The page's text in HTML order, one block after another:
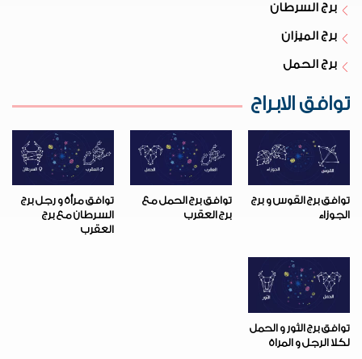
برج السرطان
برج الميزان
برج الحمل
توافق الابراج
توافق برج القوس و برج
الجوزاء
توافق برج الحمل مع
برج العقرب
توافق مرأة و رجل برج
السرطان مع برج
العقرب
توافق برج الثور و الحمل
لكلا الرجل و المراة